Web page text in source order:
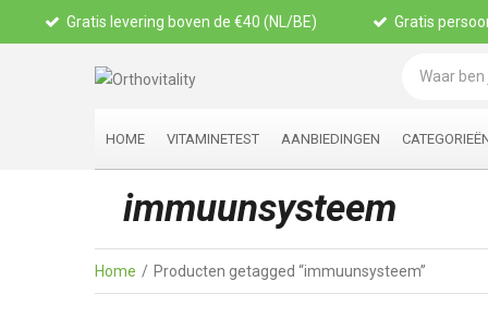
Gratis levering boven de €40 (NL/BE) Gratis
HOME VITAMINETEST AANBIEDINGEN
immuunsysteem
Home Producten getagged “immuunsysteem”